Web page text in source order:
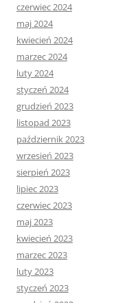
czerwiec 2024
maj 2024
kwiecień 2024
marzec 2024
luty 2024
styczeń 2024
grudzień 2023
listopad 2023
październik 2023
wrzesień 2023
sierpień 2023
lipiec 2023
czerwiec 2023
maj 2023
kwiecień 2023
marzec 2023
luty 2023
styczeń 2023